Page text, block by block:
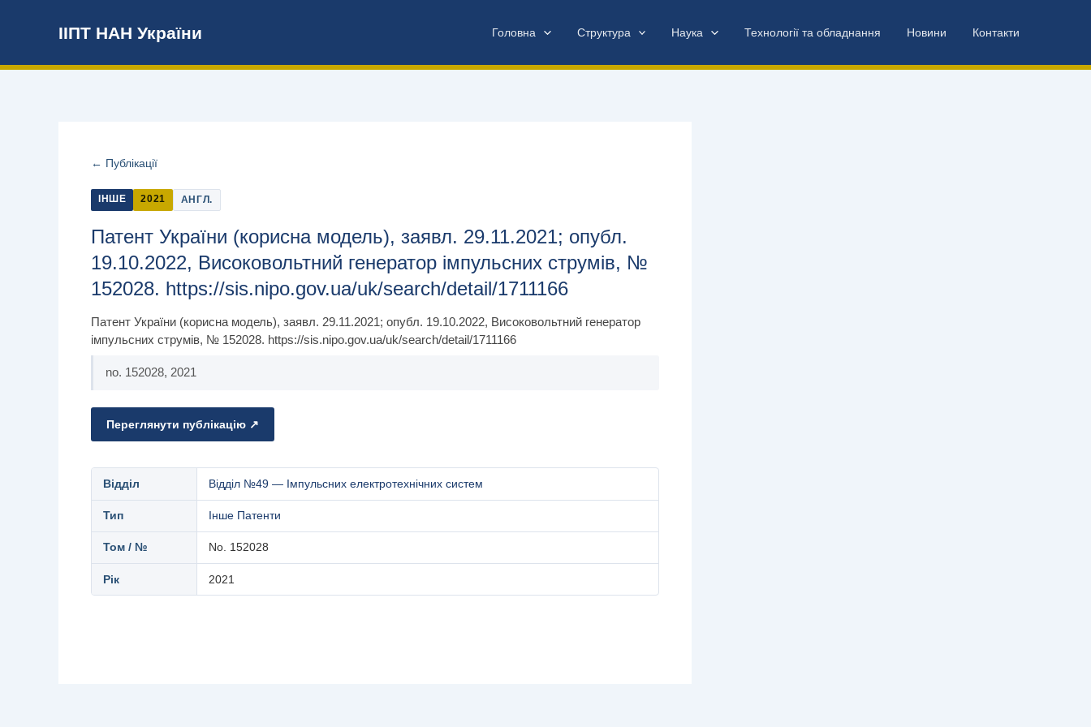
ІІПТ НАН України Головна Структура Наука Технології та обладнання Новини Контакти
← Публікації
ІНШЕ 2021 АНГЛ.
Патент України (корисна модель), заявл. 29.11.2021; опубл.
19.10.2022, Високовольтний генератор імпульсних струмів, №
152028. https://sis.nipo.gov.ua/uk/search/detail/1711166
Патент України (корисна модель), заявл. 29.11.2021; опубл. 19.10.2022, Високовольтний генератор
імпульсних струмів, № 152028. https://sis.nipo.gov.ua/uk/search/detail/1711166
no. 152028, 2021
Переглянути публікацію ↗
Відділ Відділ №49 — Імпульсних електротехнічних систем
Тип Інше Патенти
Том / № No. 152028
Рік 2021